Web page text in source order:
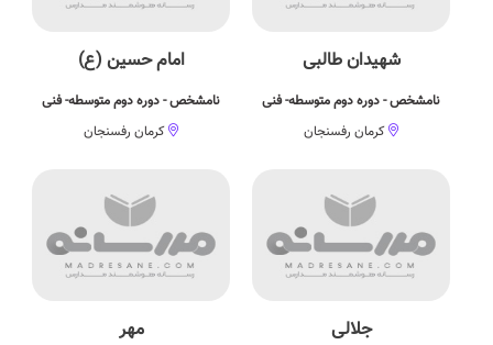
شهیدان طالبی
نامشخص - دوره دوم متوسطه- فنی
کرمان رفسنجان
امام حسین (ع)
نامشخص - دوره دوم متوسطه- فنی
کرمان رفسنجان
جلالی مهر